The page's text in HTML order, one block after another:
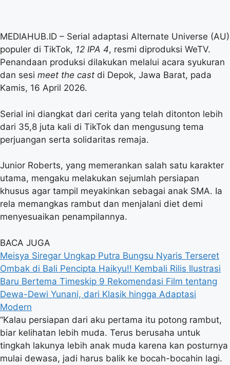
MEDIAHUB.ID – Serial adaptasi Alternate Universe (AU)
populer di TikTok, 12 IPA 4, resmi diproduksi WeTV.
Penandaan produksi dilakukan melalui acara syukuran
dan sesi meet the cast di Depok, Jawa Barat, pada
Kamis, 16 April 2026.
Serial ini diangkat dari cerita yang telah ditonton lebih
dari 35,8 juta kali di TikTok dan mengusung tema
perjuangan serta solidaritas remaja.
Junior Roberts, yang memerankan salah satu karakter
utama, mengaku melakukan sejumlah persiapan
khusus agar tampil meyakinkan sebagai anak SMA. Ia
rela memangkas rambut dan menjalani diet demi
menyesuaikan penampilannya.
BACA JUGA
Meisya Siregar Ungkap Putra Bungsu Nyaris Terseret
Ombak di Bali Pencipta Haikyu!! Kembali Rilis Ilustrasi
Baru Bertema Timeskip 9 Rekomendasi Film tentang
Dewa-Dewi Yunani, dari Klasik hingga Adaptasi
Modern
“Kalau persiapan dari aku pertama itu potong rambut,
biar kelihatan lebih muda. Terus berusaha untuk
tingkah lakunya lebih anak muda karena kan posturnya
mulai dewasa, jadi harus balik ke bocah-bocahin lagi.